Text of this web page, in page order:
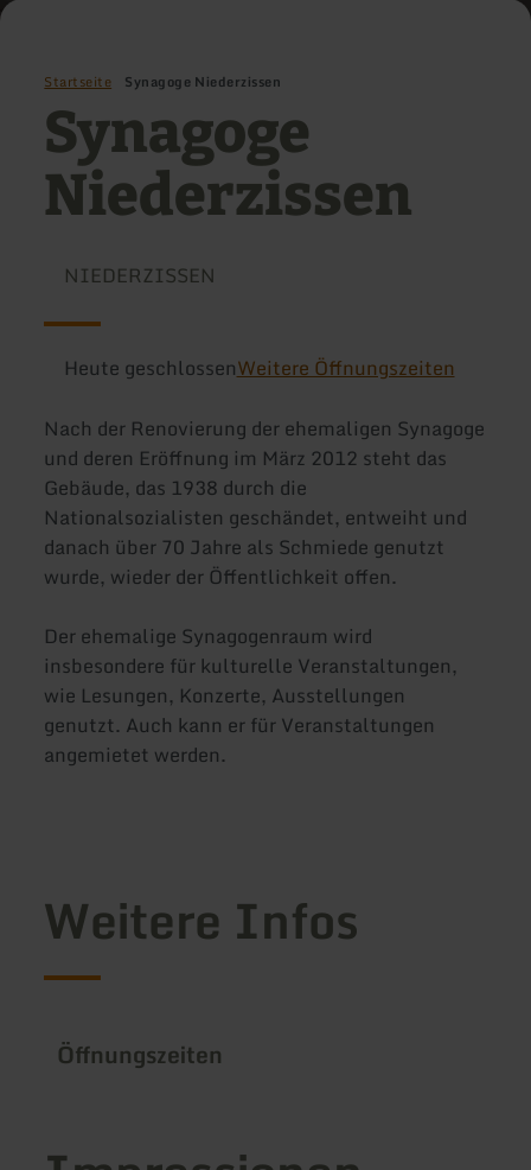
Startseite Synagoge Niederzissen
Synagoge
Niederzissen
NIEDERZISSEN
Heute geschlossenWeitere Öffnungszeiten
Nach der Renovierung der ehemaligen Synagoge
und deren Eröffnung im März 2012 steht das
Gebäude, das 1938 durch die
Nationalsozialisten geschändet, entweiht und
danach über 70 Jahre als Schmiede genutzt
wurde, wieder der Öffentlichkeit offen.
Der ehemalige Synagogenraum wird
insbesondere für kulturelle Veranstaltungen,
wie Lesungen, Konzerte, Ausstellungen
genutzt. Auch kann er für Veranstaltungen
angemietet werden.
Weitere Infos
Öffnungszeiten